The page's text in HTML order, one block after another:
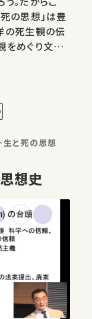
の思想」は豊
の死生観の伝
をめぐり文化
生と死の思想
思想史